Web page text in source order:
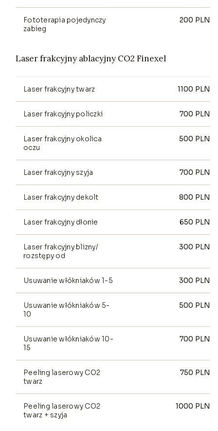
Fototerapia pojedynczy
zabieg
200 PLN
Laser frakcyjny ablacyjny CO2 Finexel
Laser frakcyjny twarz 1100 PLN
Laser frakcyjny policzki 700 PLN
Laser frakcyjny okolica
oczu
500 PLN
Laser frakcyjny szyja 700 PLN
Laser frakcyjny dekolt 800 PLN
Laser frakcyjny dłonie 650 PLN
Laser frakcyjny blizny/
rozstępy od
300 PLN
Usuwanie włókniaków 1-5 300 PLN
Usuwanie włókniaków 5-
10
500 PLN
Usuwanie włókniaków 10-
15
700 PLN
Peeling laserowy CO2
twarz
750 PLN
Peeling laserowy CO2
twarz + szyja
1000 PLN